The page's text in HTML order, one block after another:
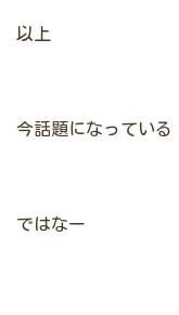
以上
今話題になってい
ではなー